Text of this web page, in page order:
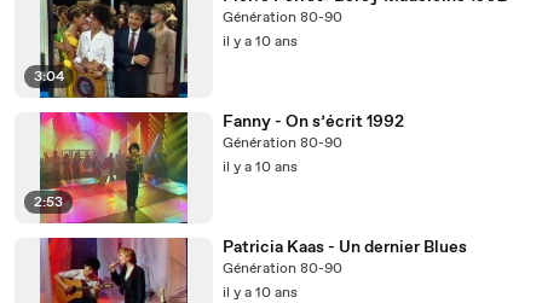
3:04
Génération 80-90
il y a 10 ans
2:53
Fanny - On s’écrit 1992
Génération 80-90
il y a 10 ans
Patricia Kaas - Un dernier Blues
Génération 80-90
il y a 10 ans